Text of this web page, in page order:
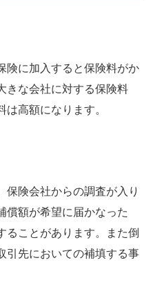
険に加入すると保険料がか
きな会社に対する保険料
高額になります。
保険会社からの調査が入り
償額が希望に届かなった
ることがあります。また倒
引先においての補填する事